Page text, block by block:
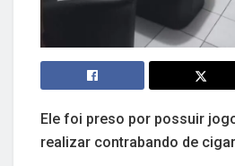
Ele foi preso por possuir
realizar contrabando de